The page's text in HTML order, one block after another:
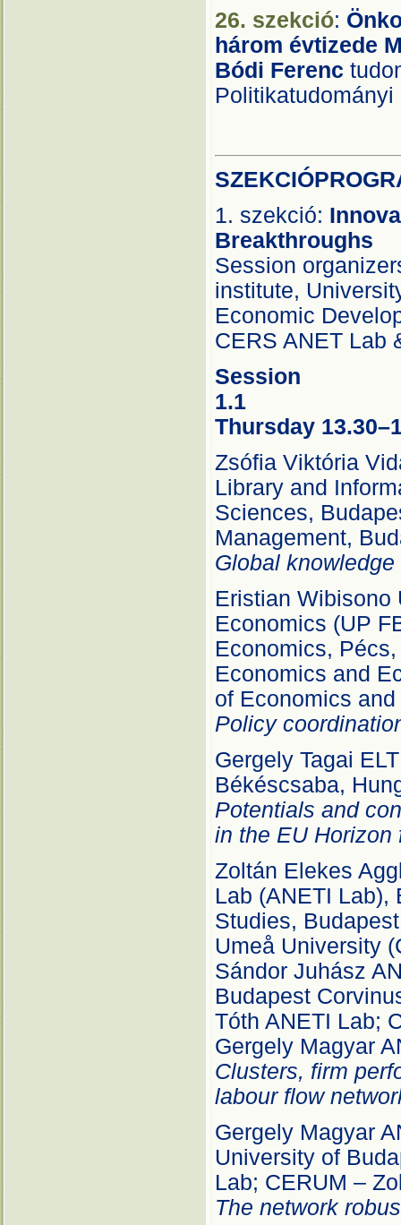
26. szekció:
három évtizede
Bódi Ferenc
Politikatudományi
1. szekció:
Breakthroughs
Session
institute,
Economic
CERS ANET Lab
Session
Thursday
Zsófia Viktória
Library and
Sciences,
Management,
Global
Eristian Wibisono
Economics (UP
Economics,
Economics and
of Economics
Policy
Gergely Tagai
Békéscsaba,
Potentials and
in the EU Horizon
Zoltán Elekes
Lab (ANETI Lab),
Studies,
Umeå University
Sándor Juhász
Budapest
Tóth ANETI Lab;
Gergely Magyar
Clusters, firm
labour flow
Gergely Magyar
University of
Lab; CERUM –
The network